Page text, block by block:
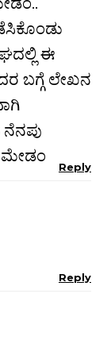
ಈ
ಬಗ್ಗೆ ಲೇಖನ
ಮೇಡಂ
Reply
Reply